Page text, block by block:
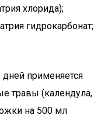
хлорида);
гидрокарбонат;
применяется
травы (календула,
на 500 мл